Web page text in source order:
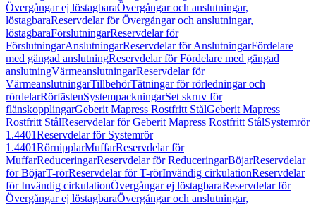
Övergångar ej löstagbaraÖvergångar och anslutningar,
löstagbaraReservdelar för Övergångar och anslutningar,
löstagbaraFörslutningarReservdelar för
FörslutningarAnslutningarReservdelar för AnslutningarFördelare
med gängad anslutningReservdelar för Fördelare med gängad
anslutningVärmeanslutningarReservdelar för
VärmeanslutningarTillbehörTätningar för rörledningar och
rördelarRörfästenSystempackningarSet skruv för
flänskopplingarGeberit Mapress Rostfritt StålGeberit Mapress
Rostfritt StålReservdelar för Geberit Mapress Rostfritt StålSystemrör
1.4401Reservdelar för Systemrör
1.4401RörnipplarMuffarReservdelar för
MuffarReduceringarReservdelar för ReduceringarBöjarReservdelar
för BöjarT-rörReservdelar för T-rörInvändig cirkulationReservdelar
för Invändig cirkulationÖvergångar ej löstagbaraReservdelar för
Övergångar ej löstagbaraÖvergångar och anslutningar,